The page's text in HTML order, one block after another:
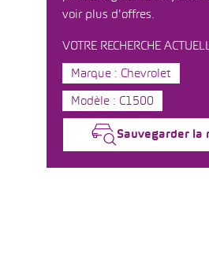
voir plus d'offres.
VOTRE RECHERCHE
Marque : Chevrolet
Modèle : C1500
Sauvegarder la